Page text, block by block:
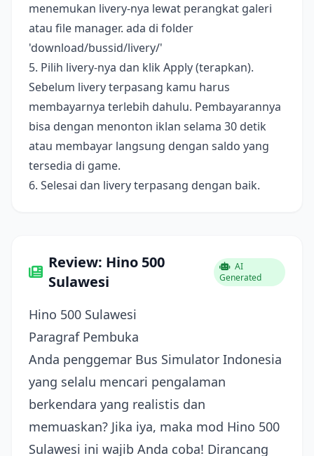
menemukan livery-nya lewat perangkat galeri
atau file manager. ada di folder
'download/bussid/livery/'
5. Pilih livery-nya dan klik Apply (terapkan).
Sebelum livery terpasang kamu harus
membayarnya terlebih dahulu. Pembayarannya
bisa dengan menonton iklan selama 30 detik
atau membayar langsung dengan saldo yang
tersedia di game.
6. Selesai dan livery terpasang dengan baik.
Review: Hino 500
Sulawesi
AI
Generated
Hino 500 Sulawesi
Paragraf Pembuka
Anda penggemar Bus Simulator Indonesia
yang selalu mencari pengalaman
berkendara yang realistis dan
memuaskan? Jika iya, maka mod Hino 500
Sulawesi ini wajib Anda coba! Dirancang